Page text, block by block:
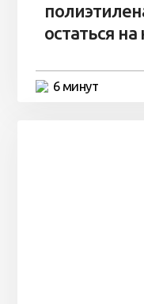
остаться на
6 минут